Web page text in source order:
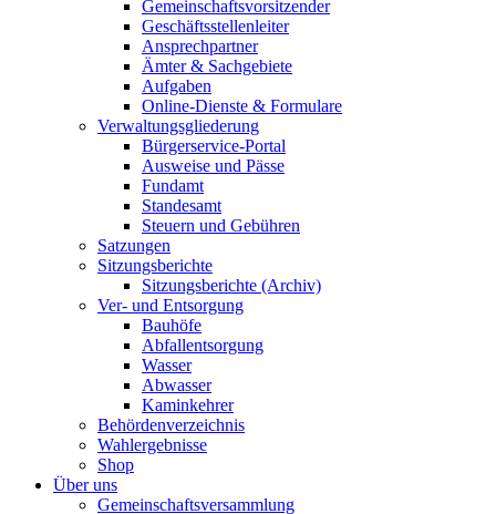
Gemeinschaftsvorsitzender
Geschäftsstellenleiter
Ansprechpartner
Ämter & Sachgebiete
Aufgaben
Online-Dienste & Formulare
Verwaltungsgliederung
Bürgerservice-Portal
Ausweise und Pässe
Fundamt
Standesamt
Steuern und Gebühren
Satzungen
Sitzungsberichte
Sitzungsberichte (Archiv)
Ver- und Entsorgung
Bauhöfe
Abfallentsorgung
Wasser
Abwasser
Kaminkehrer
Behördenverzeichnis
Wahlergebnisse
Shop
Über uns
Gemeinschaftsversammlung